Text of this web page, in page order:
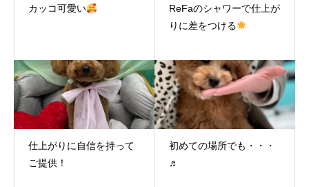
カッコ可愛い
ReFaのシャワーで仕上が
りに差をつける
仕上がりに自信を持って
ご提供！
初めての場所でも・・・
♬